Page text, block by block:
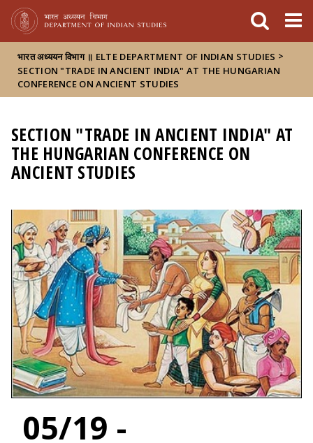
भारत अध्ययन विभाग ॥ ELTE DEPARTMENT OF INDIAN STUDIES >
SECTION "TRADE IN ANCIENT INDIA" AT THE HUNGARIAN
CONFERENCE ON ANCIENT STUDIES
SECTION "TRADE IN ANCIENT INDIA" AT
THE HUNGARIAN CONFERENCE ON
ANCIENT STUDIES
05/19 -